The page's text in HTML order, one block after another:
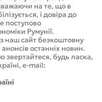
на те, що в
і довіра до
поступово
Румунії.
наш сайт безкоштовну
останніх новин.
будь ласка,
e-mail: